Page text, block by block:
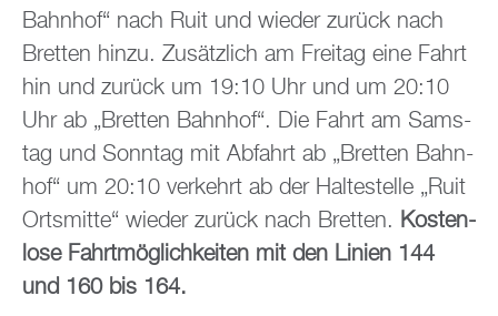
Bahn­hof“ nach Ruit und wie­der zu­rück nach
Brett­en hinzu. Zu­sätz­lich am Frei­tag eine Fahrt
hin und zu­rück um 19:10 Uhr und um 20:10
Uhr ab „Brett­en Bahn­hof“. Die Fahrt am Sams­
tag und Sonn­tag mit Ab­fahrt ab „Brett­en Bahn­
hof“ um 20:10 ver­kehrt ab der Hal­te­stel­le „Ruit
Orts­mit­te“ wie­der zu­rück nach Brett­en. Kos­ten­
lo­se Fahrt­mög­lich­kei­ten mit den Li­ni­en 144
und 160 bis 164.